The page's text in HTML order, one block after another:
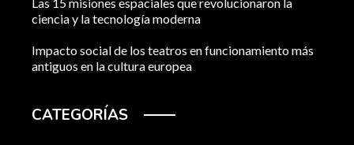
ciencia y la tecnología moderna
Impacto social de los teatros en funcionamiento más
antiguos en la cultura europea
CATEGORÍAS